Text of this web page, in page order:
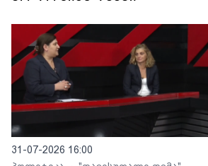
31-07-2026 16:00